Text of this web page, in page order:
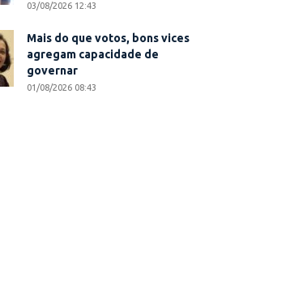
03/08/2026 12:43
Mais do que votos, bons vices
agregam capacidade de
governar
01/08/2026 08:43